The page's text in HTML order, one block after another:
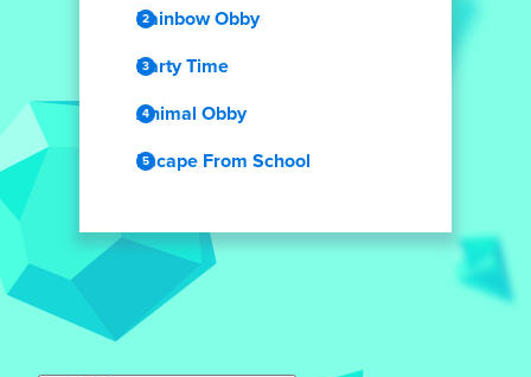
Rainbow Obby
Party Time
Animal Obby
Escape From School